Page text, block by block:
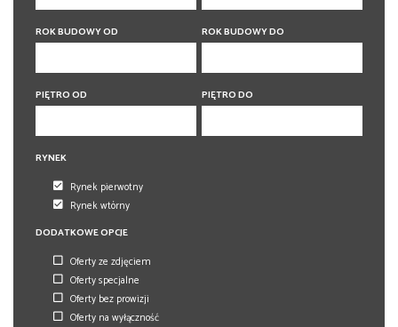
6 pokoi
6 pokoi
ROK BUDOWY OD ROK BUDOWY DO
PIĘTRO OD PIĘTRO DO
RYNEK
Rynek pierwotny
Rynek wtórny
DODATKOWE OPCJE
Oferty ze zdjęciem
Oferty specjalne
Oferty bez prowizji
Oferty na wyłączność